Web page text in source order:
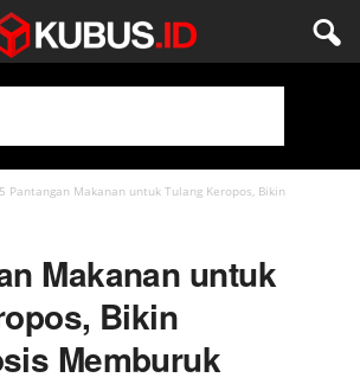
5 Pantangan Makanan untuk Tulang Keropos, Bikin
Makanan untuk
Bikin
Memburuk